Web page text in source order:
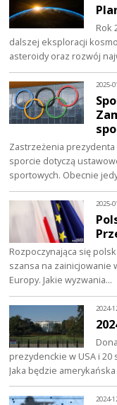
Rok
dalszej eksploracji
asteroidy oraz rozwój
2025-
Zastrzeżenia
sporcie dotyczą
sportowych. Obecnie
2025-
Rozpoczynająca się
szansa na zainicjowanie
Europy. Jakie wyzwania…
2024-
prezydenckie w USA i 20
Jaka będzie
2024-